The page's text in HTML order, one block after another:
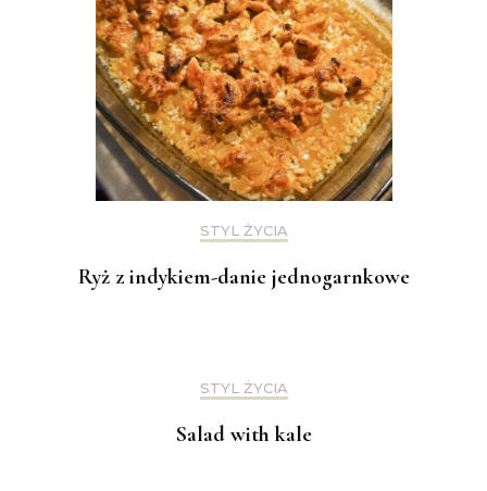
STYL ŻYCIA
Ryż z indykiem-danie jednogarnkowe
STYL ŻYCIA
Salad with kale